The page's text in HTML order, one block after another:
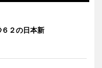
２の日本新